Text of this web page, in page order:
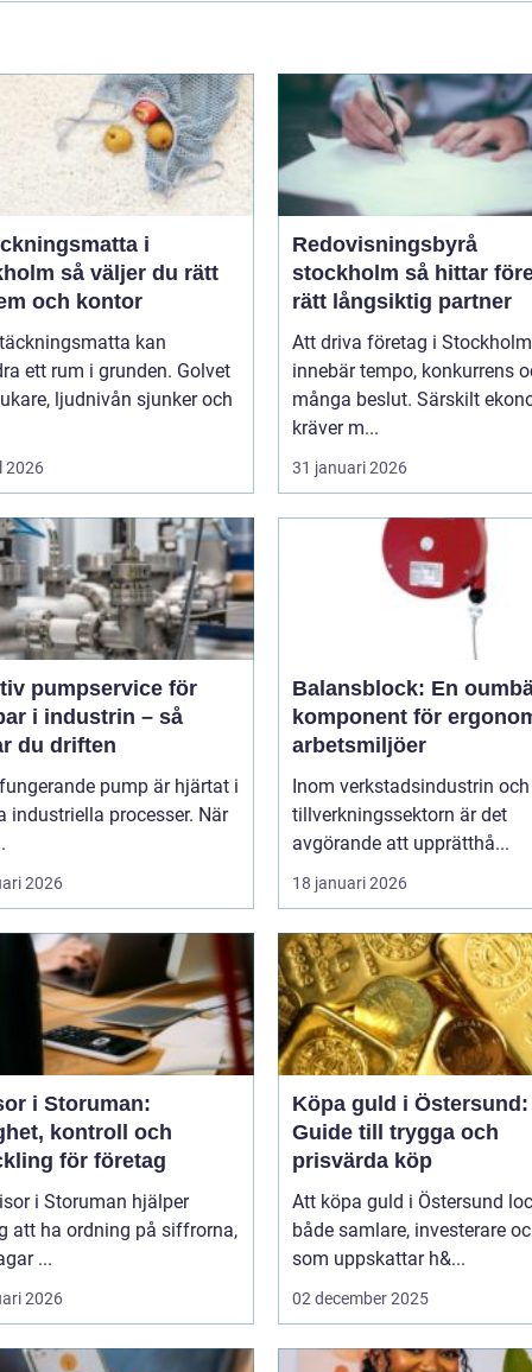
i
du rätt
och kontor
kan
ett rum i grunden. Golvet
ljudnivån sjunker och
2026
Redovisningsbyrå
stockholm så hittar företag
rätt långsiktig partner
Att driva företag i Stockholm
innebär tempo, konkurrens
många beslut. Särskilt
kräver m...
31 januari 2026
pumpservice för
i industrin – så
du driften
pump är hjärtat i
industriella processer. När
2026
Balansblock: En
komponent för
arbetsmiljöer
Inom verkstadsindustrin och
tillverkningssektorn är det
avgörande att upprätthå...
18 januari 2026
i Storuman:
kontroll och
för företag
i Storuman hjälper
att ha ordning på siffrorna,
...
2026
Köpa guld i Östersund:
Guide till trygga och
prisvärda köp
Att köpa guld i Östersund
både samlare, investerare
som uppskattar h&...
02 december 2025